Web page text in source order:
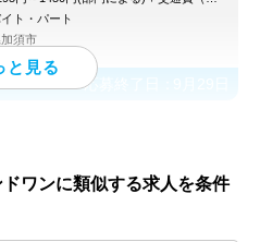
ト・パート
須市
応募終了日：
ワンに類似する求人を条件